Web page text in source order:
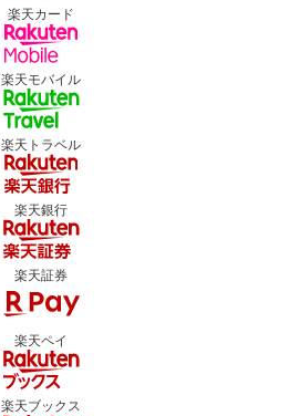
楽天カード
楽天モバイル
楽天トラベル
楽天銀行
楽天証券
楽天ペイ
楽天ブックス